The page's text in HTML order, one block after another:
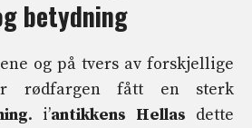
betydning
og på tvers av forskjellige
rødfargen fått en sterk
. i’antikkens Hellas dette